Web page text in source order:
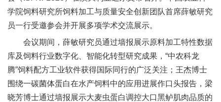
队
技
平
台
学院饲料研究所饲料加工与质量安全创新团队首席薛敏研究
员一行受邀参会并开展多项学术交流展示。
会议期间，薛敏研究员通过墙报展示原料加工特性数据
库及饲料行业数字化、智能化转型研究成果，“中农科龙
腾”饲料配方工业软件获得国际同行的广泛关注；王杰博士
围绕一碳菌体蛋白在水产饲料中的应用进展作口头报告，梁
晓芳博士通过墙报展示大麦虫蛋白调控大口黑鲈肌肉品质的